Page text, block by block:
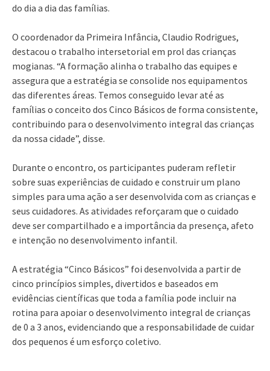
do dia a dia das famílias.
O coordenador da Primeira Infância, Claudio Rodrigues,
destacou o trabalho intersetorial em prol das crianças
mogianas. “A formação alinha o trabalho das equipes e
assegura que a estratégia se consolide nos equipamentos
das diferentes áreas. Temos conseguido levar até as
famílias o conceito dos Cinco Básicos de forma consistente,
contribuindo para o desenvolvimento integral das crianças
da nossa cidade”, disse.
Durante o encontro, os participantes puderam refletir
sobre suas experiências de cuidado e construir um plano
simples para uma ação a ser desenvolvida com as crianças e
seus cuidadores. As atividades reforçaram que o cuidado
deve ser compartilhado e a importância da presença, afeto
e intenção no desenvolvimento infantil.
A estratégia “Cinco Básicos” foi desenvolvida a partir de
cinco princípios simples, divertidos e baseados em
evidências científicas que toda a família pode incluir na
rotina para apoiar o desenvolvimento integral de crianças
de 0 a 3 anos, evidenciando que a responsabilidade de cuidar
dos pequenos é um esforço coletivo.